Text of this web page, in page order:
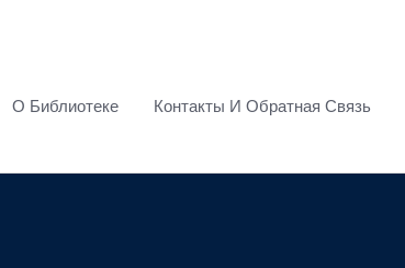
О Библиотеке Контакты И Обратная Связь